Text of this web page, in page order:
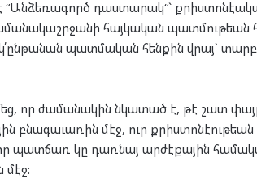
“Ան­ձե­ռա­գործ դաս­տա­րակ“`
հայ­կա­կան պատ­մու­թեան
կ՛ըն­թա­նան պատ­մա­կան հեն­քին վրայ`
որ ժա­մա­նա­կին նկա­տած է, թէ շատ
բնա­գա­ւա­ռին մէջ, ուր
որ պատ­ճառ կը դառ­նայ ար­ժէ­քա­յին
մէջ: